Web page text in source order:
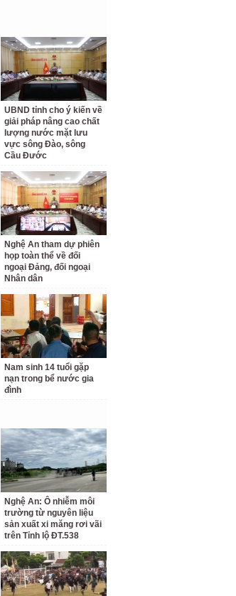
UBND tỉnh cho ý kiến về
giải pháp nâng cao chất
lượng nước mặt lưu
vực sông Đào, sông
Cầu Đước
Nghệ An tham dự phiên
họp toàn thể về đối
ngoại Đảng, đối ngoại
Nhân dân
Nam sinh 14 tuổi gặp
nạn trong bể nước gia
đình
Nghệ An: Ô nhiễm môi
trường từ nguyên liệu
sản xuất xi măng rơi vãi
trên Tỉnh lộ ĐT.538